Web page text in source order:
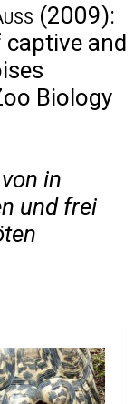
(2009):
captive and
Biology
in
und frei